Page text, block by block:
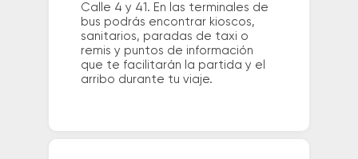
Calle 4 y 41. En las terminales de
bus podrás encontrar kioscos,
sanitarios, paradas de taxi o
remis y puntos de información
que te facilitarán la partida y el
arribo durante tu viaje.